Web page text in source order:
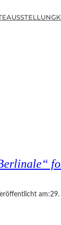
AUSSTELLUNG
am:29.